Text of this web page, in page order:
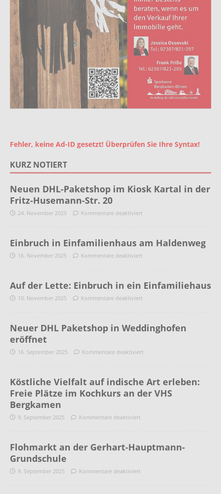
Fehler, keine Ad-ID gesetzt! Überprüfen Sie Ihre Syntax!
KURZ NOTIERT
Neuen DHL-Paketshop im Kiosk Kartal in der
Fritz-Husemann-Str. 20
24. November 2025 Kommentare deaktiviert
Einbruch in Einfamilienhaus am Haldenweg
16. November 2025 Kommentare deaktiviert
Auf der Lette: Einbruch in ein Einfamiliehaus
10. November 2025 Kommentare deaktiviert
Neuer DHL Paketshop in Weddinghofen
eröffnet
16. September 2025 Kommentare deaktiviert
Köstliche Vielfalt auf indische Art erleben:
Freie Plätze im Kochkurs an der VHS
Bergkamen
9. September 2025 Kommentare deaktiviert
Flohmarkt an der Gerhart-Hauptmann-
Grundschule
9. September 2025 Kommentare deaktiviert